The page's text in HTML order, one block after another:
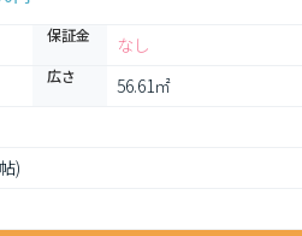
保証金 なし
広さ 56.61㎡
)